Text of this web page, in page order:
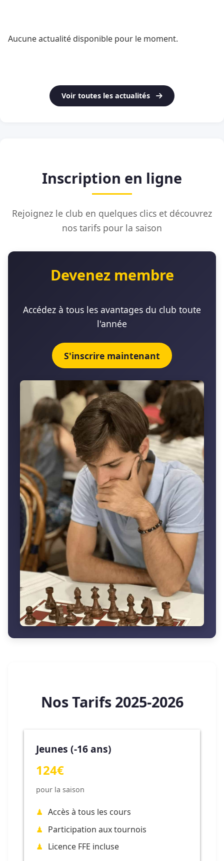
Aucune actualité disponible pour le moment.
Voir toutes les actualités
Inscription en ligne
Rejoignez le club en quelques clics et découvrez
nos tarifs pour la saison
Devenez membre
Accédez à tous les avantages du club toute
l'année
S'inscrire maintenant
Nos Tarifs 2025-2026
Jeunes (-16 ans)
124€
pour la saison
Accès à tous les cours
Participation aux tournois
Licence FFE incluse